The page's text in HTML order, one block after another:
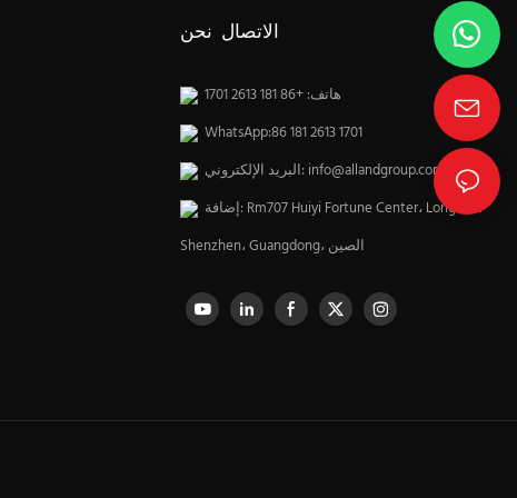
الاتصال نحن
هاتف: +86 181 2613 1701
WhatsApp:86 181 2613 1701
البريد الإلكتروني: info@allandgroup.com
إضافة: Rm707 Huiyi Fortune Center، Longhua،
Shenzhen، Guangdong، الصين